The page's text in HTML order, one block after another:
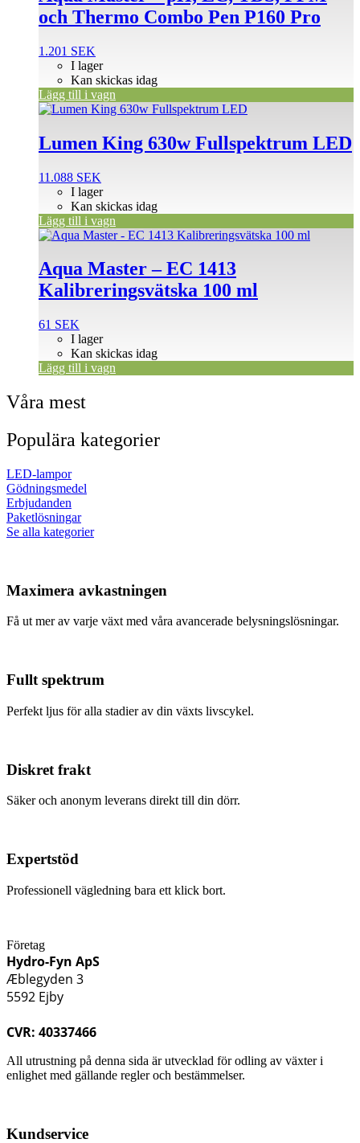
och Thermo Combo Pen P160 Pro
1.201 SEK
I lager
Kan skickas idag
Lägg till i vagn
Lumen King 630w Fullspektrum LED
11.088 SEK
I lager
Kan skickas idag
Lägg till i vagn
Aqua Master – EC 1413
Kalibreringsvätska 100 ml
61 SEK
I lager
Kan skickas idag
Lägg till i vagn
Våra mest
Populära kategorier
LED-lampor
Gödningsmedel
Erbjudanden
Paketlösningar
Se alla kategorier
Maximera avkastningen
Få ut mer av varje växt med våra avancerade belysningslösningar.
Fullt spektrum
Perfekt ljus för alla stadier av din växts livscykel.
Diskret frakt
Säker och anonym leverans direkt till din dörr.
Expertstöd
Professionell vägledning bara ett klick bort.
Företag
Hydro-Fyn ApS
Æblegyden 3
5592 Ejby
CVR: 40337466
All utrustning på denna sida är utvecklad för odling av växter i
enlighet med gällande regler och bestämmelser.
Kundservice